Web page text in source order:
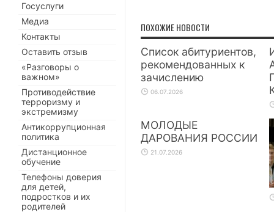
ПОХОЖИЕ НОВОСТИ
Список абитуриентов,
рекомендованных к
зачислению
06.07.2026
МОЛОДЫЕ
ДАРОВАНИЯ РОССИИ
21.07.2026
Госуслуги
Медиа
Контакты
Оставить отзыв
«Разговоры о
важном»
Противодействие
терроризму и
экстремизму
Антикоррупционная
политика
Дистанционное
обучение
Телефоны доверия
для детей,
подростков и их
родителей